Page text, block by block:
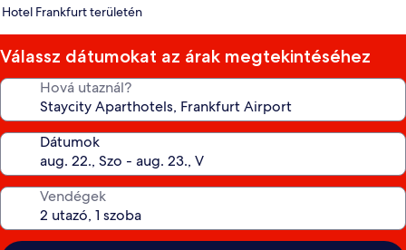
Hotel Frankfurt területén
Válassz dátumokat az árak megtekintéséhez
Hová utaznál?
Dátumok
Vendégek